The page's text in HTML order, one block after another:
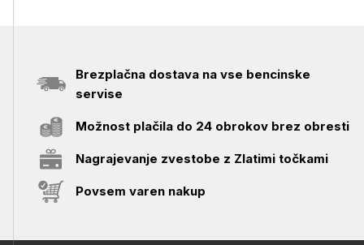
Brezplačna dostava na vse bencinske
servise
Možnost plačila do 24 obrokov brez obresti
Nagrajevanje zvestobe z Zlatimi točkami
Povsem varen nakup